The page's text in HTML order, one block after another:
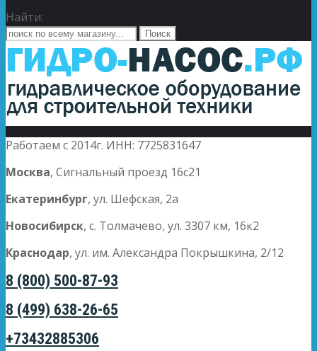
Найти:
Работаем с 2014г. ИНН: 7725831647
Москва, Сигнальный проезд 16с21
Екатеринбург, ул. Шефская, 2а
Новосибирск, с. Толмачево, ул. 3307 км, 16к2
Краснодар, ул. им. Александра Покрышкина, 2/12
8 (800) 500-87-93
8 (499) 638-26-65
+73432885306